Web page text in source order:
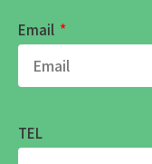
Email
TEL